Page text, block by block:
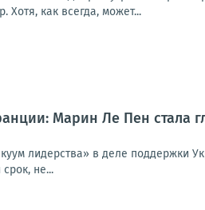
как всегда, может...
Марин Ле Пен стала
лидерства» в деле поддержки
не...